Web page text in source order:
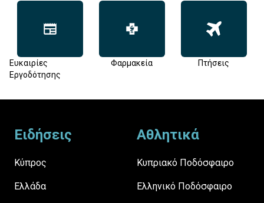
Ευκαιρίες
Εργοδότησης
Φαρμακεία Πτήσεις
Ειδήσεις
Κύπρος
Ελλάδα
Αθλητικά
Κυπριακό Ποδόσφαιρο
Ελληνικό Ποδόσφαιρο